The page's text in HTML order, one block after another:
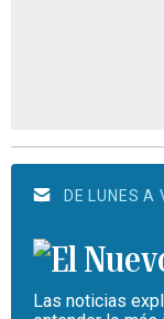
DE LUNES A
Las noticias